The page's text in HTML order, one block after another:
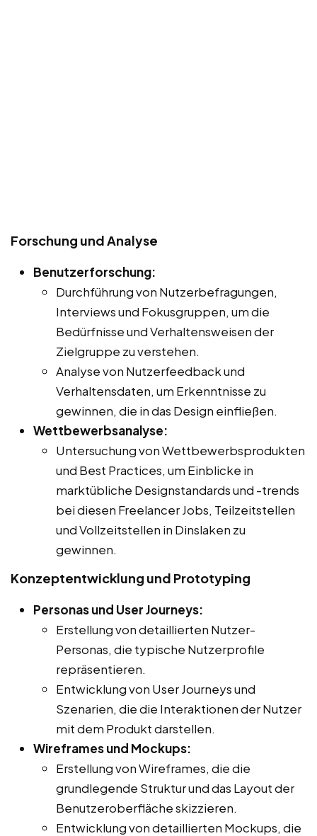
Forschung und Analyse
Benutzerforschung:
Durchführung von Nutzerbefragungen,
Interviews und Fokusgruppen, um die
Bedürfnisse und Verhaltensweisen der
Zielgruppe zu verstehen.
Analyse von Nutzerfeedback und
Verhaltensdaten, um Erkenntnisse zu
gewinnen, die in das Design einfließen.
Wettbewerbsanalyse:
Untersuchung von Wettbewerbsprodukten
und Best Practices, um Einblicke in
marktübliche Designstandards und -trends
bei diesen Freelancer Jobs, Teilzeitstellen
und Vollzeitstellen in Dinslaken zu
gewinnen.
Konzeptentwicklung und Prototyping
Personas und User Journeys:
Erstellung von detaillierten Nutzer-
Personas, die typische Nutzerprofile
repräsentieren.
Entwicklung von User Journeys und
Szenarien, die die Interaktionen der Nutzer
mit dem Produkt darstellen.
Wireframes und Mockups:
Erstellung von Wireframes, die die
grundlegende Struktur und das Layout der
Benutzeroberfläche skizzieren.
Entwicklung von detaillierten Mockups, die